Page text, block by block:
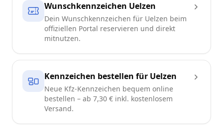
Wunschkennzeichen Uelzen
Dein Wunschkennzeichen für Uelzen beim
offiziellen Portal reservieren und direkt
mitnutzen.
Kennzeichen bestellen für Uelzen
Neue Kfz-Kennzeichen bequem online
bestellen – ab 7,30 € inkl. kostenlosem
Versand.